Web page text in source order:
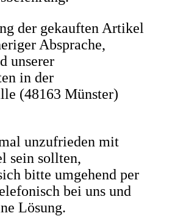
der gekauften Artikel
Absprache,
unserer
in der
(48163 Münster)
unzufrieden mit
sein sollten,
bitte umgehend per
bei uns und
Lösung.